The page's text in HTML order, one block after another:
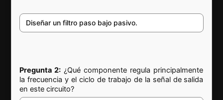
Diseñar un filtro paso bajo pasivo.
Pregunta 2: ¿Qué componente regula principalmente
la frecuencia y el ciclo de trabajo de la señal de salida
en este circuito?